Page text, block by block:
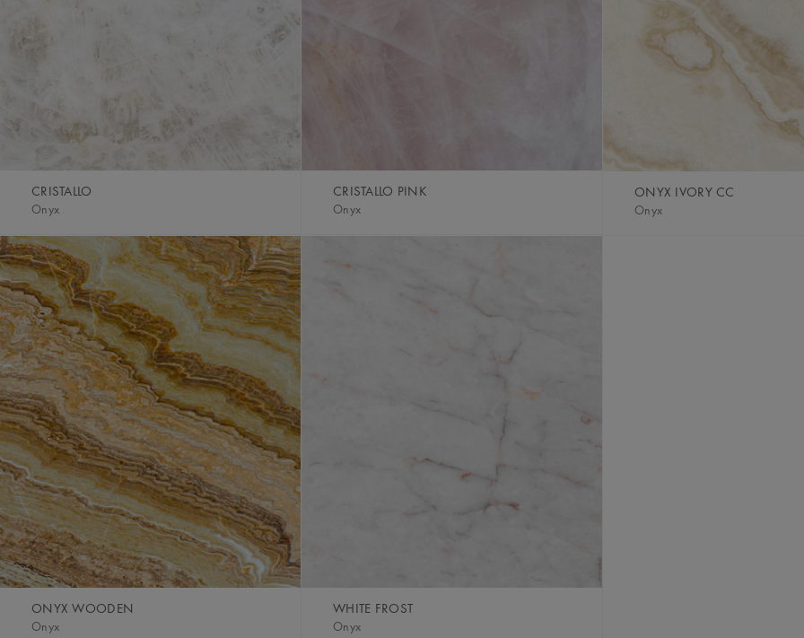
CRISTALLO
Onyx
CRISTALLO PINK
Onyx
ONYX IVORY CC
Onyx
ONYX WOODEN
Onyx
WHITE FROST
Onyx